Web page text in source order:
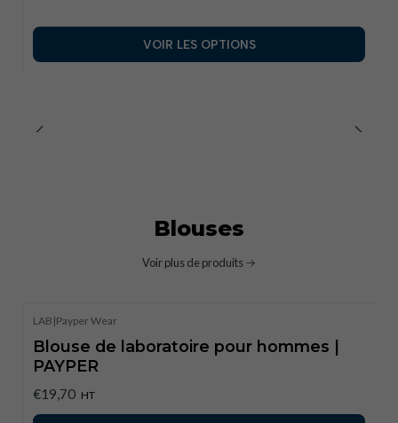
VOIR LES OPTIONS
Blouses
Voir plus de produits
LAB |Payper Wear
Blouse de laboratoire pour hommes |
PAYPER
€19,70 HT